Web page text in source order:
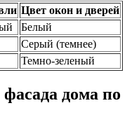
Цвет окон и дверей
Белый
Серый (темнее)
Темно-зеленый
дома по